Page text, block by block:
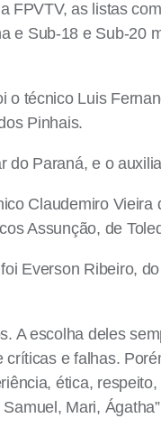
as listas
e Sub-18 e Sub-20
técnico Luis
Pinhais.
Paraná, e o
Claudemiro
Assunção, de
Everson Ribeiro,
A escolha deles
e falhas.
ética,
Mari,